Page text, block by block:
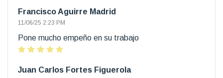
Francisco Aguirre Madrid
11/06/25 2:23 PM
Pone mucho empeño en su trabajo
Juan Carlos Fortes Figuerola